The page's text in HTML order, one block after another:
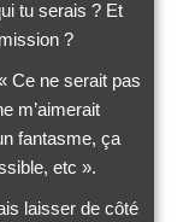
tu serais ? Et
?
Ce ne serait pas
m’aimerait
fantasme, ça
etc ».
laisser de côté